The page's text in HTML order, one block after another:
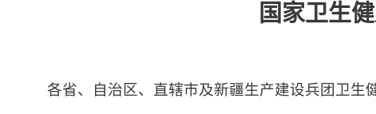
国家卫生
各省、自治区、直辖市及新疆生产建设兵团卫生